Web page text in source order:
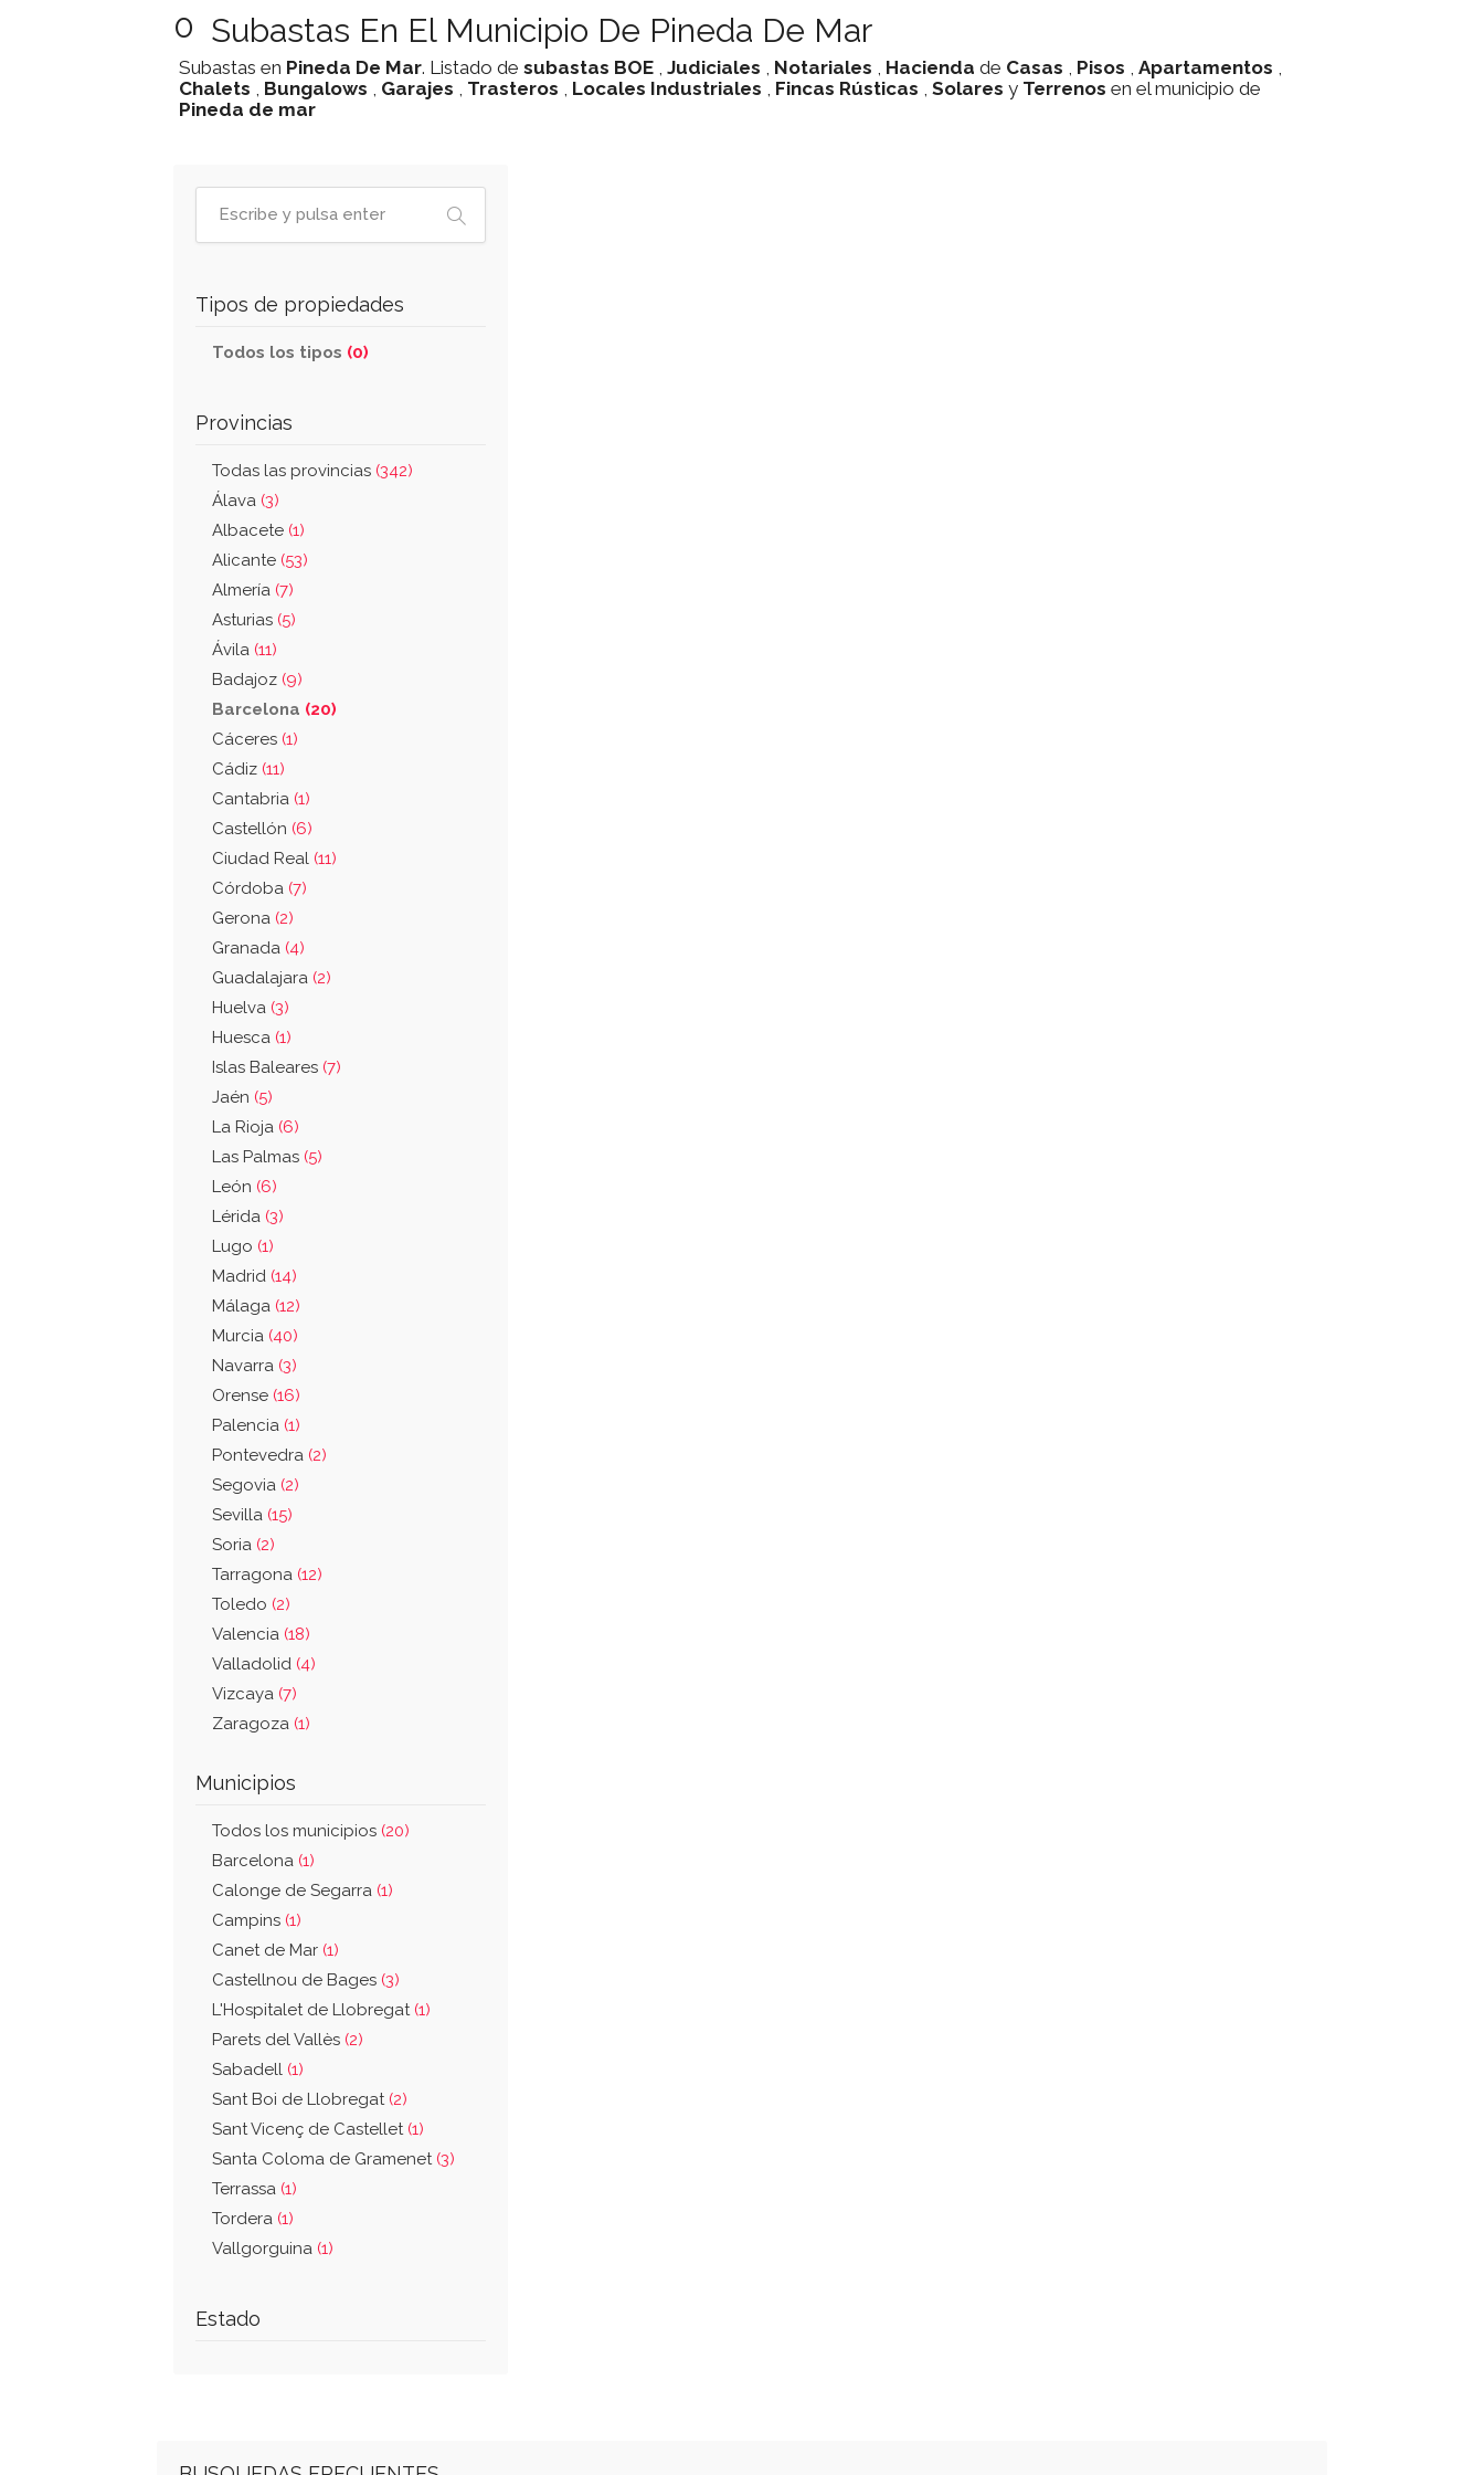
0 Subastas En El Municipio De Pineda De Mar
Subastas en Pineda De Mar. Listado de subastas BOE , Judiciales , Notariales , Hacienda de Casas , Pisos , Apartamentos ,
Chalets , Bungalows , Garajes , Trasteros , Locales Industriales , Fincas Rústicas , Solares y Terrenos en el municipio de
Pineda de mar
Tipos de propiedades
Todos los tipos (0)
Provincias
Todas las provincias (342)
Álava (3)
Albacete (1)
Alicante (53)
Almería (7)
Asturias (5)
Ávila (11)
Badajoz (9)
Barcelona (20)
Cáceres (1)
Cádiz (11)
Cantabria (1)
Castellón (6)
Ciudad Real (11)
Córdoba (7)
Gerona (2)
Granada (4)
Guadalajara (2)
Huelva (3)
Huesca (1)
Islas Baleares (7)
Jaén (5)
La Rioja (6)
Las Palmas (5)
León (6)
Lérida (3)
Lugo (1)
Madrid (14)
Málaga (12)
Murcia (40)
Navarra (3)
Orense (16)
Palencia (1)
Pontevedra (2)
Segovia (2)
Sevilla (15)
Soria (2)
Tarragona (12)
Toledo (2)
Valencia (18)
Valladolid (4)
Vizcaya (7)
Zaragoza (1)
Municipios
Todos los municipios (20)
Barcelona (1)
Calonge de Segarra (1)
Campins (1)
Canet de Mar (1)
Castellnou de Bages (3)
L'Hospitalet de Llobregat (1)
Parets del Vallès (2)
Sabadell (1)
Sant Boi de Llobregat (2)
Sant Vicenç de Castellet (1)
Santa Coloma de Gramenet (3)
Terrassa (1)
Tordera (1)
Vallgorguina (1)
Estado